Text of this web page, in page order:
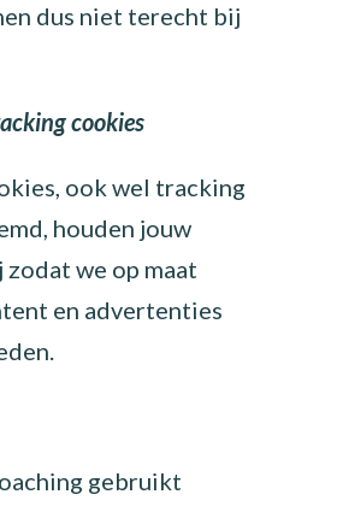
dus niet terecht bij
cookies
ook wel tracking
houden jouw
we op maat
en advertenties
gebruikt